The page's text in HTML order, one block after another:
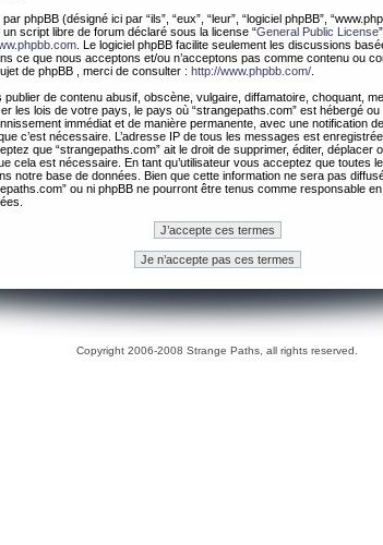
phpBB (désigné ici par “ils”, “eux”, “leur”, “logiciel phpBB”,
un script libre de forum déclaré sous la license “General Public License
. Le logiciel phpBB facilite seulement les discussions
ce que nous acceptons et/ou n’acceptons pas comme contenu ou
de phpBB , merci de consulter : http://www.phpbb.com/
publier de contenu abusif, obscène, vulgaire, diffamatoire, choquant,
les lois de votre pays, le pays où “strangepaths.com” est hébergé
immédiat et de manière permanente, avec une notification
c’est nécessaire. L’adresse IP de tous les messages est
que “strangepaths.com” ait le droit de supprimer, éditer, déplacer
cela est nécessaire. En tant qu’utilisateur vous acceptez que toutes
notre base de données. Bien que cette information ne sera pas
ou ni phpBB ne pourront être tenus comme responsable
Copyright 2006-2008 Strange Paths, all rights reserved.